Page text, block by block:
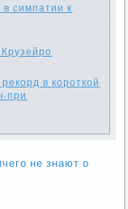
симпатии к
в короткой
при
не знают о